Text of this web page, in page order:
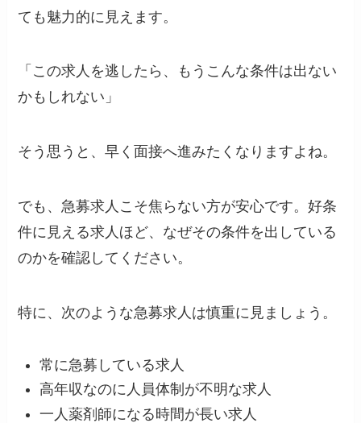
ても魅力的に見えます。
「この求人を逃したら、もうこんな条件は出ない
かもしれない」
そう思うと、早く面接へ進みたくなりますよね。
でも、急募求人こそ焦らない方が安心です。好条
件に見える求人ほど、なぜその条件を出している
のかを確認してください。
特に、次のような急募求人は慎重に見ましょう。
常に急募している求人
高年収なのに人員体制が不明な求人
一人薬剤師になる時間が長い求人